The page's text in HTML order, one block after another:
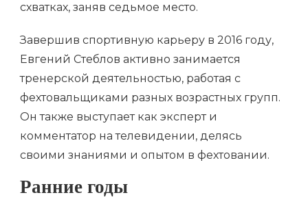
схватках, заняв седьмое место.
Завершив спортивную карьеру в 2016 году,
Евгений Стеблов активно занимается
тренерской деятельностью, работая с
фехтовальщиками разных возрастных групп.
Он также выступает как эксперт и
комментатор на телевидении, делясь
своими знаниями и опытом в фехтовании.
Ранние годы